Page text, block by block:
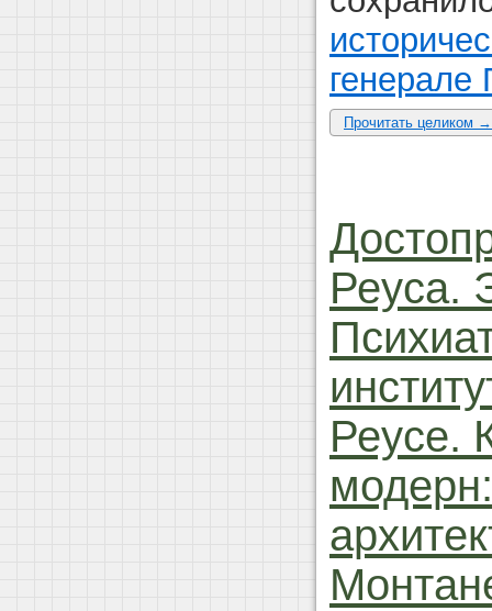
генерале
Прочитать целиком →
Реуса.
Реусе.